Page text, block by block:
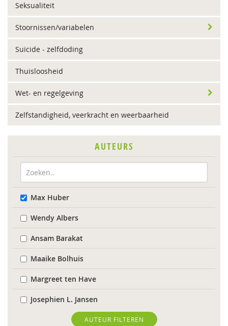
Seksualiteit
Stoornissen/variabelen
Suïcide - zelfdoding
Thuisloosheid
Wet- en regelgeving
Zelfstandigheid, veerkracht en weerbaarheid
AUTEURS
Max Huber
Wendy Albers
Ansam Barakat
Maaike Bolhuis
Margreet ten Have
Josephien L. Jansen
Janneke Koerts AUTEUR FILTEREN